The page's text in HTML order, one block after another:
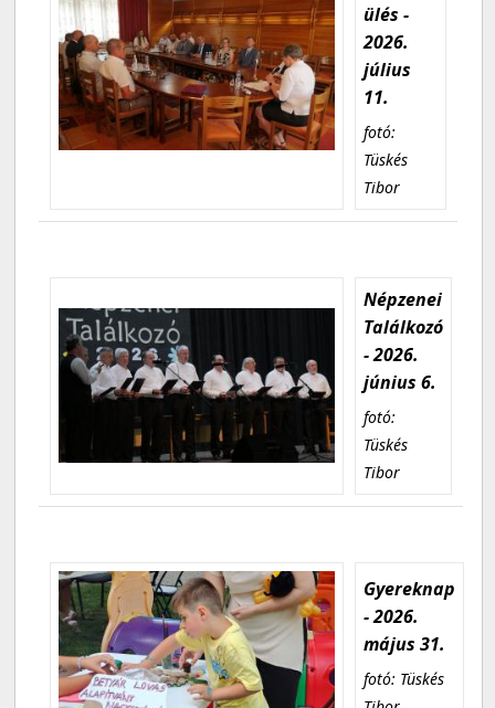
ülés -
2026.
július
11.
fotó:
Tüskés
Tibor
Népzenei
Találkozó
- 2026.
június 6.
fotó:
Tüskés
Tibor
Gyereknap
- 2026.
május 31.
fotó: Tüskés